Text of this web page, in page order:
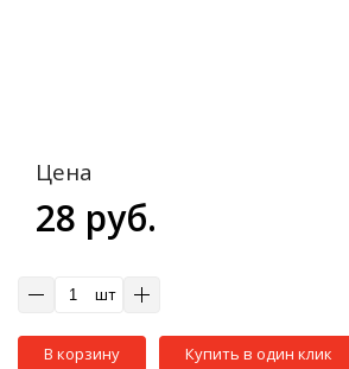
Цена
28 руб.
шт
В корзину Купить в один клик